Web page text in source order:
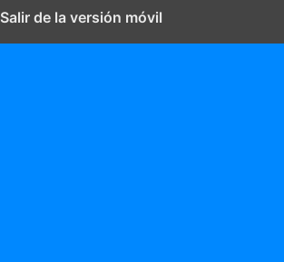
Salir de la versión móvil